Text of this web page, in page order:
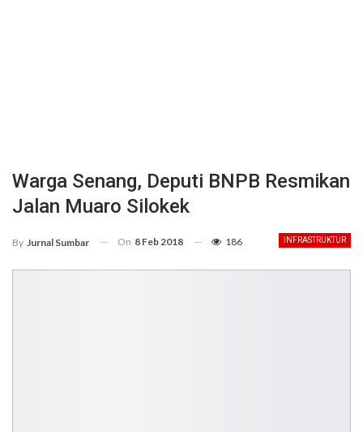
Warga Senang, Deputi BNPB Resmikan
Jalan Muaro Silokek
INFRASTRUKTUR
By Jurnal Sumbar On 8 Feb 2018 186